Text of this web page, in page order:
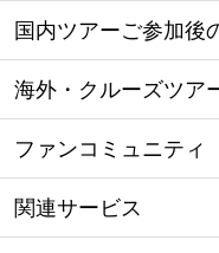
国内ツアーご参加後
海外・クルーズツア
ファンコミュニティ
関連サービス